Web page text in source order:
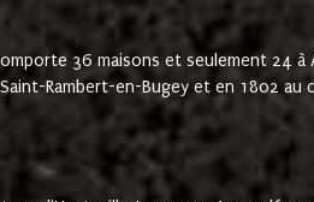
36 maisons et seulement 24 à
Rambert-en-Bugey et en 1802 au